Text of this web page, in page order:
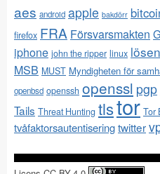
aes android apple bakdörr
firefox FRA Försvarsmakten
iphone john the ripper linux
MSB MUST Myndigheten för
openbsd openssh openssl pgp
Tails Threat Hunting tlstor Tor
tvåfaktorsautentiseringtwitter